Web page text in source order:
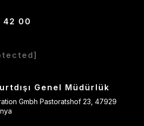
42 00
Genel Müdürlük
Gmbh Pastoratshof 23, 47929